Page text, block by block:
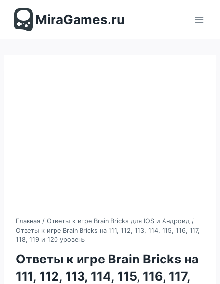
содержимомуMiraGames.ru
Главная / Ответы к игре Brain Bricks для IOS и Андроид /
Ответы к игре Brain Bricks на 111, 112, 113, 114, 115, 116, 117,
118, 119 и 120 уровень
Ответы к игре Brain Bricks на
111, 112, 113, 114, 115, 116, 117,